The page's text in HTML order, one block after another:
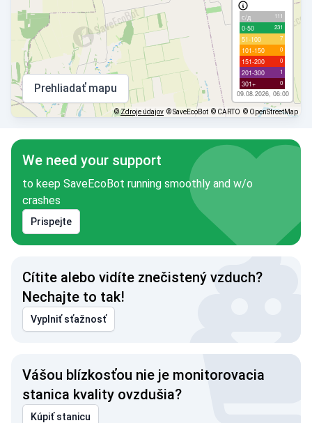
с/д 111
0-50 231
51-100 7
101-150 0
151-200 0
201-300 1
301+ 0
09.08.2026, 06:00
Prehliadať mapu
©Zdroje údajov © SaveEcoBot © CARTO © OpenStreetMap
We need your support
to keep SaveEcoBot running smoothly and w/o
crashes
Prispejte
Cítite alebo vidíte znečistený vzduch?
Nechajte to tak!
Vyplniť sťažnosť
Vášou blízkosťou nie je monitorovacia
stanica kvality ovzdušia?
Kúpiť stanicu